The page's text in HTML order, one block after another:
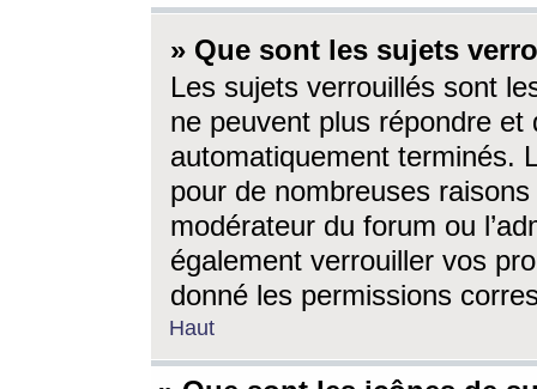
» Que sont les sujets
Les sujets verrouillés sont
ne peuvent plus répondre
automatiquement terminés.
pour de nombreuses
modérateur du forum ou
également verrouiller vos
donné les permissions
Haut